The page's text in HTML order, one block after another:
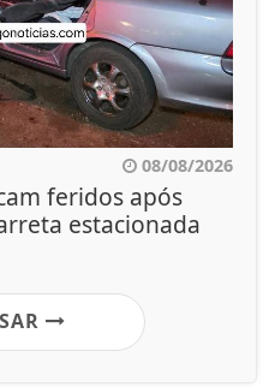
08/08/2026
feridos após
estacionada